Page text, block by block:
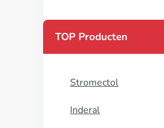
TOP Producten
Stromectol
Inderal